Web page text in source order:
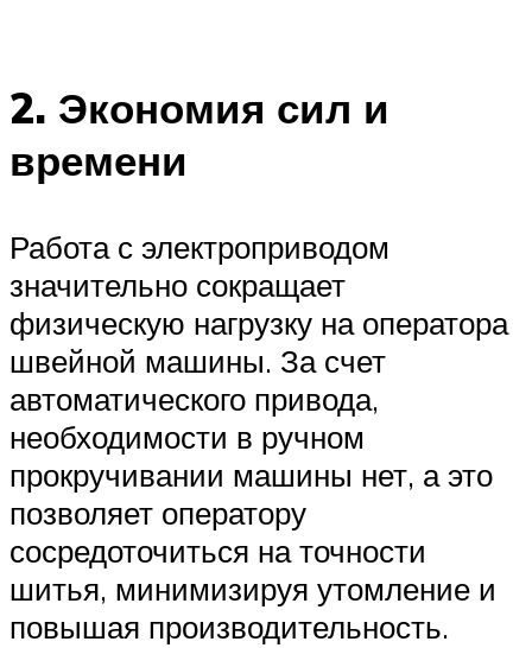
2. Экономия сил и
времени
Работа с электроприводом
значительно сокращает
физическую нагрузку на оператора
швейной машины. За счет
автоматического привода,
необходимости в ручном
прокручивании машины нет, а это
позволяет оператору
сосредоточиться на точности
шитья, минимизируя утомление и
повышая производительность.